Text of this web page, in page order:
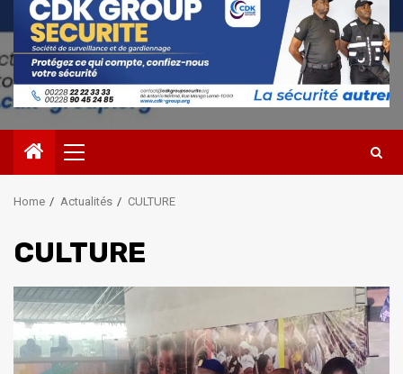
Primary
Menu
Home Actualités CULTURE
CULTURE